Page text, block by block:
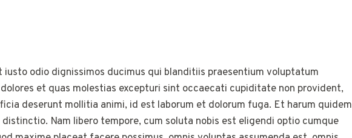
iusto odio dignissimos ducimus qui blanditiis praesentium voluptatum
et quas molestias excepturi sint occaecati cupiditate non provident,
deserunt mollitia animi, id est laborum et dolorum fuga. Et harum quidem
Nam libero tempore, cum soluta nobis est eligendi optio cumque